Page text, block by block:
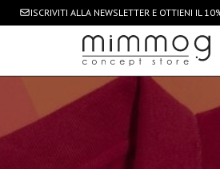
ISCRIVITI ALLA NEWSLETTER E OTTIENI IL